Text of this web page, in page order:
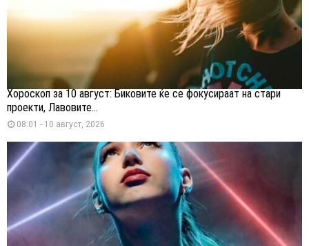
Хороскоп за 10 август: Биковите ќе се фокусираат на стари
проекти, Лавовите...
08:01 - 10 август, 2026